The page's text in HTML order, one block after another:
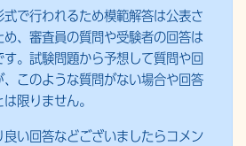
で行われるため模範解答は公表さ
、審査員の質問や受験者の回答は
。試験問題から予想して質問や回
このような質問がない場合や回答
限りません。
い回答などございましたらコメン